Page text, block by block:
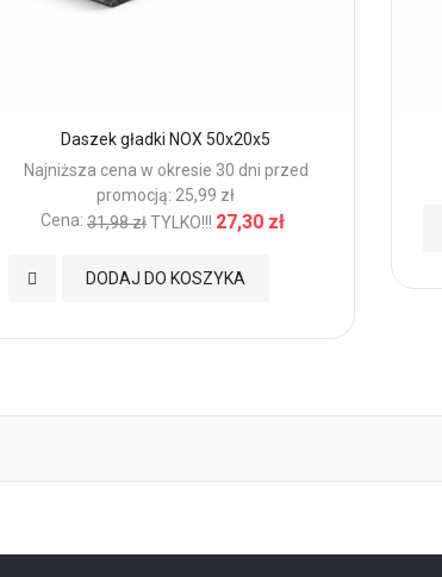
Daszek gładki NOX 50x20x5
Najniższa cena w okresie 30 dni przed
promocją: 25,99 zł
Cena: 31,98 złTYLKO!!! 27,30 zł
DODAJ DO KOSZYKA
Dodaj